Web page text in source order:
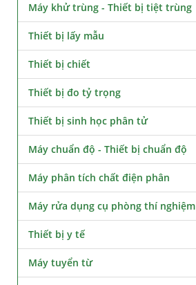
Máy khử trùng - Thiết bị tiệt trùng
Thiết bị lấy mẫu
Thiết bị chiết
Thiết bị đo tỷ trọng
Thiết bị sinh học phân tử
Máy chuẩn độ - Thiết bị chuẩn độ
Máy phân tích chất điện phân
Máy rửa dụng cụ phòng thí nghiệm
Thiết bị y tế
Máy tuyển từ